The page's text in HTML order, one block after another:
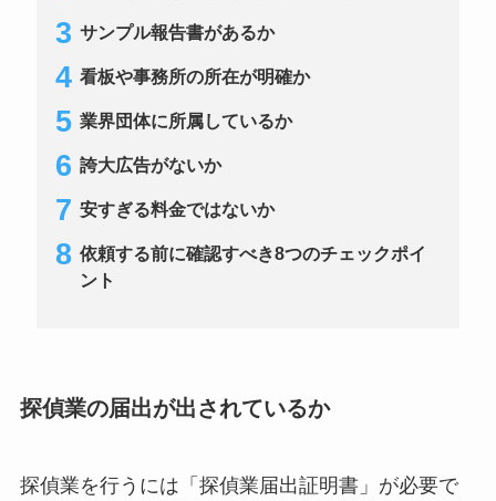
サンプル報告書があるか
看板や事務所の所在が明確か
業界団体に所属しているか
誇大広告がないか
安すぎる料金ではないか
依頼する前に確認すべき8つのチェックポイ
ント
探偵業の届出が出されているか
探偵業を行うには「探偵業届出証明書」が必要で